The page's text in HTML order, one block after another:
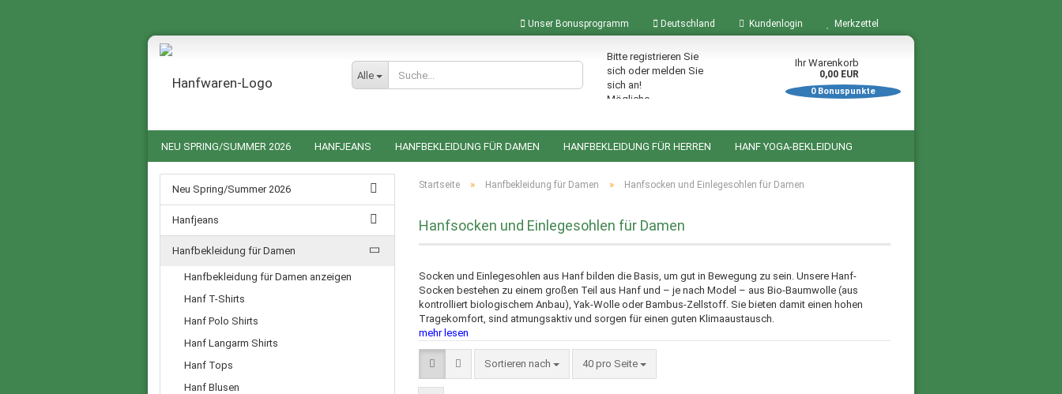
Unser Bonusprogramm Deutschland
Lieferland
Kundenlogin
Konto erstellen
Merkzettel
Alle
Bitte registrieren Sie
sich oder melden Sie
sich an!
Mögliche
Warenkorb: 0
Ihr Warenkorb
0,00 EUR
0Bonuspunkte
NEU SPRING/SUMMER 2026 HANFJEANS HANFBEKLEIDUNG FÜR DAMEN HANFBEKLEIDUNG FÜR HERREN HANF YOGA-BEKLEIDUNG
HANF NACHTWÄSCHE FÜR SIE UND IHN ACCESSOIRES AUS HANF HANFRUCKSÄCKE HANFTASCHEN BÜCHER ZUM THEMA HANF
Startseite » Hanfbekleidung für Damen » Hanfsocken und Einlegesohlen für Damen
Hanfsocken und Einlegesohlen für Damen
Socken und Einlegesohlen aus Hanf bilden die Basis, um gut in Bewegung zu sein. Unsere Hanf-
Socken bestehen zu einem großen Teil aus Hanf und – je nach Model – aus Bio-Baumwolle (aus
kontrolliert biologischem Anbau), Yak-Wolle oder Bambus-Zellstoff. Sie bieten damit einen hohen
Tragekomfort, sind atmungsaktiv und sorgen für einen guten Klimaaustausch.
mehr lesen
Sortieren nach 40 pro Seite
Neu Spring/Summer 2026
Hanfjeans
Hanfbekleidung für Damen
Hanfbekleidung für Damen anzeigen
Hanf T-Shirts
Hanf Polo Shirts
Hanf Langarm Shirts
Hanf Tops
Hanf Blusen